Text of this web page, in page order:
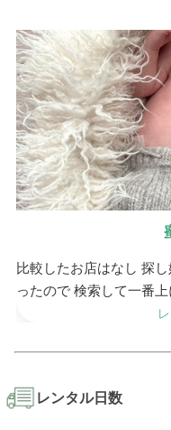
比較したお店はなし 探
ったので 検索して一番
すぐにレンタルできそう
レンタル日数